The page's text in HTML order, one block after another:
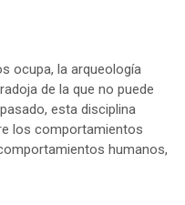
ocupa, la arqueología
de la que no puede
esta disciplina
los comportamientos
humanos,